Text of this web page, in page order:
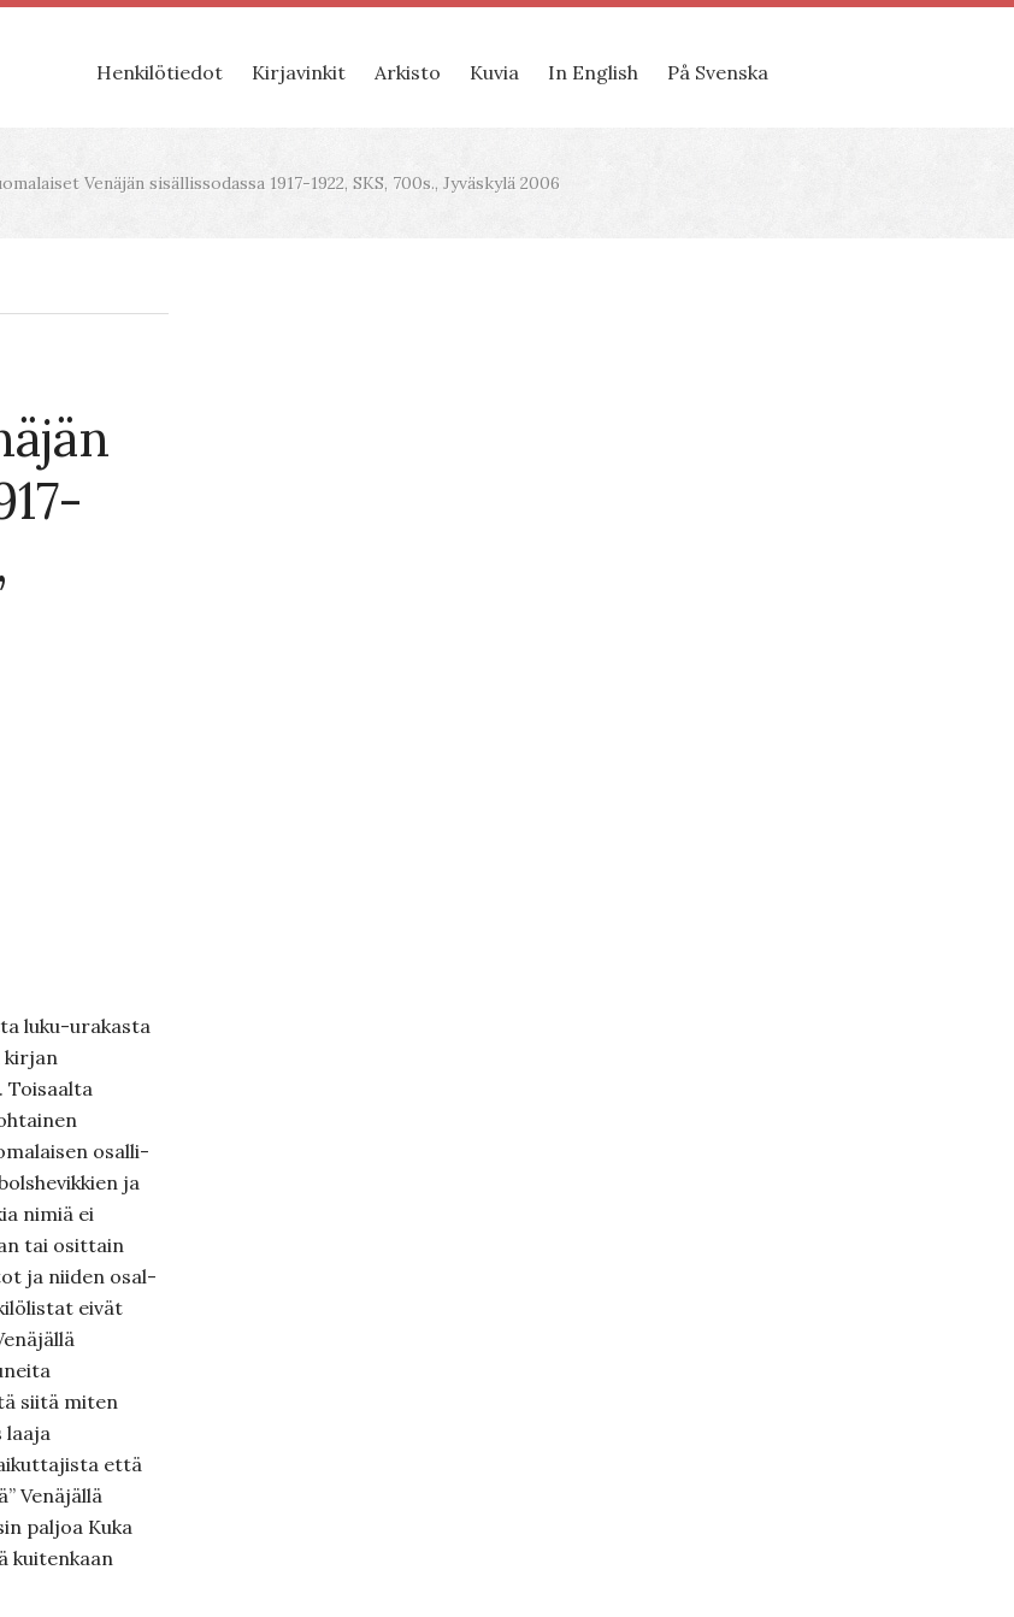
Henkilötiedot Kirjavinkit Arkisto Kuvia In English På Svenska
Venäjän sisällissodassa 1917-1922, SKS, 700s., Jyväskylä 2006
luku-urakasta
kirjan
Toisaalta
osalli­
ja
nimiä ei
tai osittain
ja niiden osal­
eivät
siitä miten
laaja
että
Venäjällä
paljoa Kuka
kuitenkaan